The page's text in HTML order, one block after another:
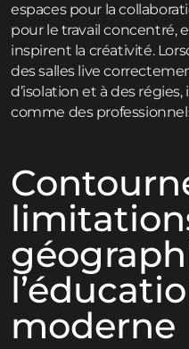
espaces pour la
pour le travail concentré,
inspirent la créativité.
des salles live
d’isolation et à des
comme des
moderne